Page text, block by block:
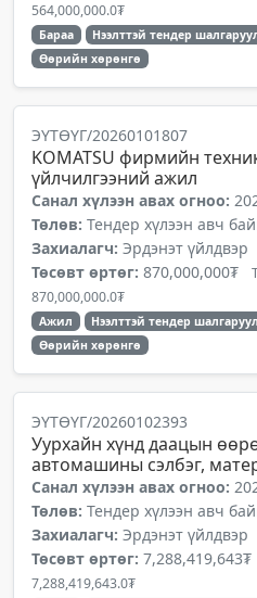
564,000,000.0₮
Бараа
Нээлттэй тендер
Өөрийн хөрөнгө
ЭҮТӨҮГ/20260101807
KOMATSU фирмийн
үйлчилгээний ажил
Санал хүлээн авах огноо:
Төлөв: Тендер хүлээн авч
Захиалагч: Эрдэнэт үйлдвэр
Төсөвт өртөг: 870,000,000₮
870,000,000.0₮
Ажил
Нээлттэй тендер
Өөрийн хөрөнгө
ЭҮТӨҮГ/20260102393
Уурхайн хүнд даацын
автомашины сэлбэг,
Санал хүлээн авах огноо:
Төлөв: Тендер хүлээн авч
Захиалагч: Эрдэнэт үйлдвэр
Төсөвт өртөг: 7,288,419,643₮
7,288,419,643.0₮